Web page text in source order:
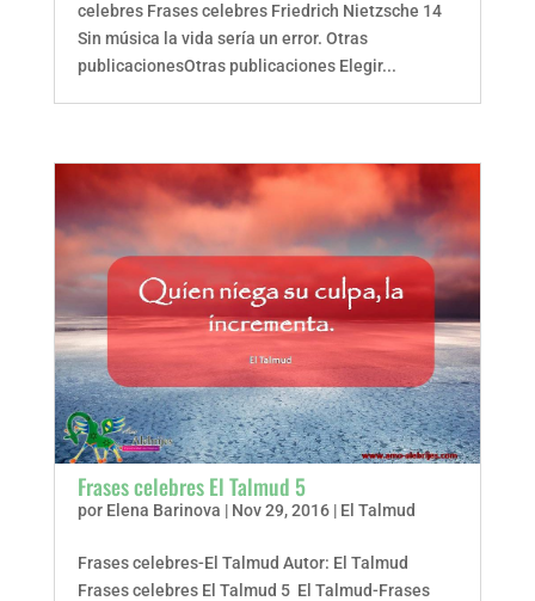
celebres Frases celebres Friedrich Nietzsche 14
Sin música la vida sería un error. Otras
publicacionesOtras publicaciones Elegir...
Frases celebres El Talmud 5
por Elena Barinova | Nov 29, 2016| El Talmud
Frases celebres-El Talmud Autor: El Talmud
Frases celebres El Talmud 5 El Talmud-Frases